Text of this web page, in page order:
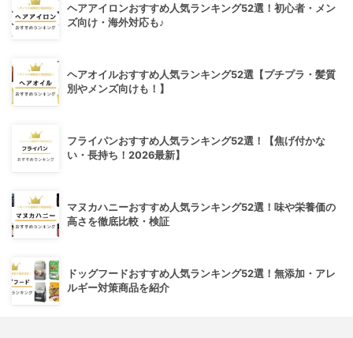
ヘアアイロンおすすめ人気ランキング52選！初心者・メン
ズ向け・海外対応も♪
ヘアオイルおすすめ人気ランキング52選【プチプラ・髪質
別やメンズ向けも！】
フライパンおすすめ人気ランキング52選！【焦げ付かな
い・長持ち！2026最新】
マヌカハニーおすすめ人気ランキング52選！味や栄養価の
高さを徹底比較・検証
ドッグフードおすすめ人気ランキング52選！無添加・アレ
ルギー対策商品を紹介